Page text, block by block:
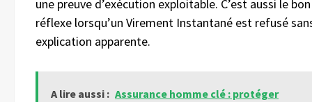
une preuve d’exécution exploitable. C’est aussi le bon
réflexe lorsqu’un Virement Instantané est refusé
explication apparente.
A lire aussi : Assurance homme clé : protéger